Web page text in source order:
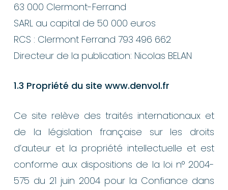
63 000 Clermont-Ferrand
SARL au capital de 50 000 euros
RCS : Clermont Ferrand 793 496 662
Directeur de la publication: Nicolas BELAN
1.3 Propriété du site www.denvol.fr
Ce site relève des traités internationaux et
de la législation française sur les droits
d’auteur et la propriété intellectuelle et est
conforme aux dispositions de la loi n° 2004-
575 du 21 juin 2004 pour la Confiance dans